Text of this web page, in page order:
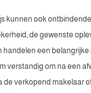
kunnen ook
de gewenste
handelen een belangrijke
verstandig om na een
de verkopend makelaar